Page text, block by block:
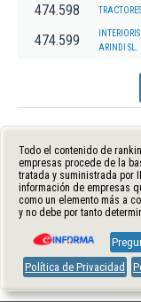
474.598
474.599
ARINDI SL.
Todo el contenido de
empresas procede de la
tratada y suministrada por
información de empresas
como un elemento más a
y no debe por tanto
Política de Privacidad